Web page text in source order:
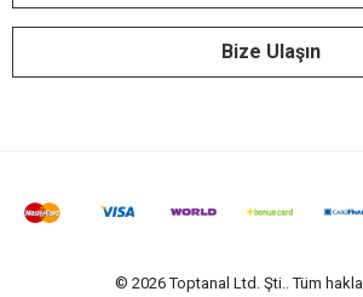
Bize Ulaşın
© 2026 Toptanal Ltd. Şti.. Tüm